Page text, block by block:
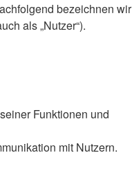
bezeichnen wir
als „Nutzer“).
Funktionen und
mit Nutzern.